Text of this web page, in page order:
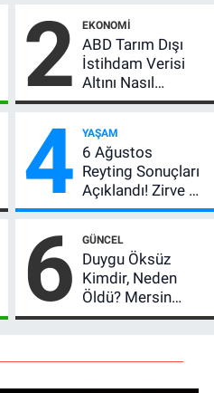
2 EKONOMI
ABD Tarım Dışı
İstihdam Verisi
Altını Nasıl
Etkiler? Çok Basit
4 YAŞAM
6 Ağustos
Reyting Sonuçları
Açıklandı! Zirve El
Değiştirdi:
MasterChef'i
Geride Bıraktı
6 GÜNCEL
Duygu Öksüz
Kimdir, Neden
Öldü? Mersin
Basınının Acı